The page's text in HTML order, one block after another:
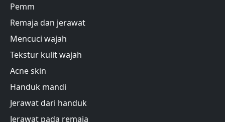
Pemm
Remaja dan jerawat
Mencuci wajah
Tekstur kulit wajah
Acne skin
Handuk mandi
Jerawat dari handuk
Jerawat pada remaja